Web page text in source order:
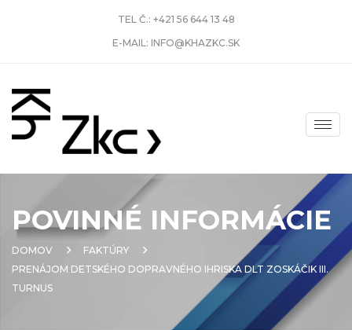
TEL Č.: +421 56 644 13 48
E-MAIL: INFO@KHAZKC.SK
POVINNÉ INFORMÁCIE
DOMOV
FAKTÚRY
PRENÁJOM DETSKÉHO DOPRAVNÉHO IHRISKA DLT ZOSKÁČIK III.
TURNUS